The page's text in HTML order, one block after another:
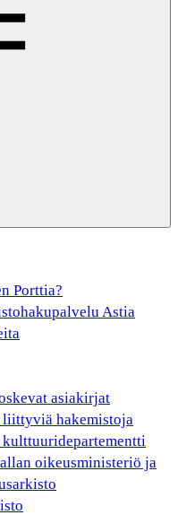
Porttia?
Astia
asiakirjat
liittyviä hakemistoja
oikeusministeriö ja